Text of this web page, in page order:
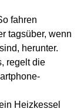
fahren
tagsüber, wenn
herunter.
regelt die
Heizkessel